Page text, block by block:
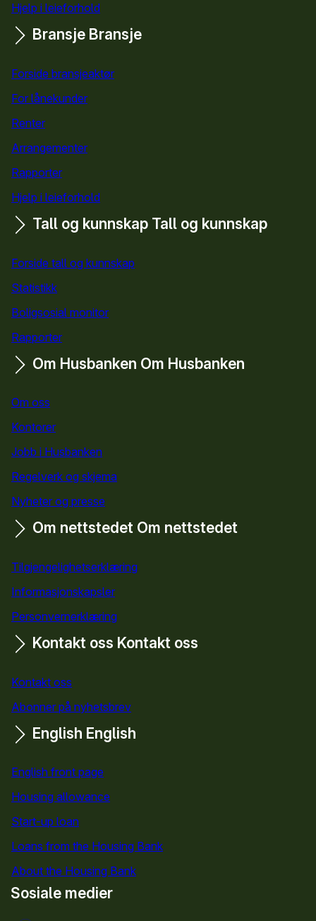
Hjelp i leieforhold
Bransje Bransje
Forside bransjeaktør
For lånekunder
Renter
Arrangementer
Rapporter
Hjelp i leieforhold
Tall og kunnskap Tall og kunnskap
Forside tall og kunnskap
Statistikk
Boligsosial monitor
Rapporter
Om Husbanken Om Husbanken
Om oss
Kontorer
Jobb i Husbanken
Regelverk og skjema
Nyheter og presse
Om nettstedet Om nettstedet
Tilgjengelighetserklæring
Informasjonskapsler
Personvernerklæring
Kontakt oss Kontakt oss
Kontakt oss
Abonner på nyhetsbrev
English English
English front page
Housing allowance
Start-up loan
Loans from the Housing Bank
About the Housing Bank
Sosiale medier